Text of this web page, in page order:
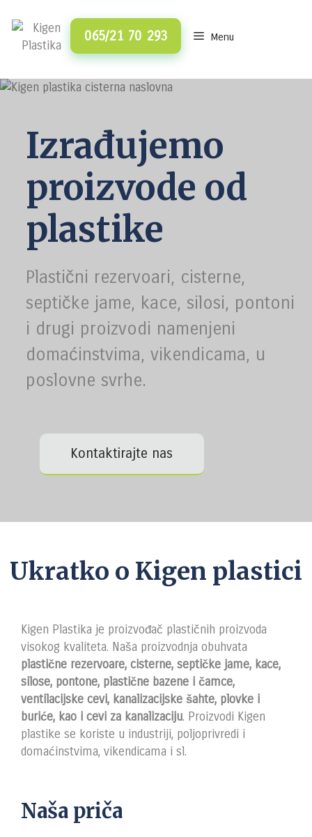
content
065/21 70 293 Menu
Izrađujemo
proizvode od
plastike
Plastični rezervoari, cisterne,
septičke jame, kace, silosi, pontoni
i drugi proizvodi namenjeni
domaćinstvima, vikendicama, u
poslovne svrhe.
Kontaktirajte nas
Ukratko o Kigen plastici
Kigen Plastika je proizvođač plastičnih proizvoda
visokog kvaliteta. Naša proizvodnja obuhvata
plastične rezervoare, cisterne, septičke jame, kace,
silose, pontone, plastične bazene i čamce,
ventilacijske cevi, kanalizacijske šahte, plovke i
buriće, kao i cevi za kanalizaciju. Proizvodi Kigen
plastike se koriste u industriji, poljoprivredi i
domaćinstvima, vikendicama i sl.
Naša priča